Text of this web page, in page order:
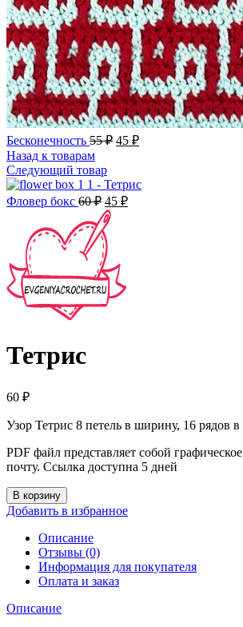
Бесконечность 55₽ 45 ₽
Назад к товарам
Следующий товар
Фловер бокс 60₽ 45 ₽
Тетрис
60 ₽
Узор Тетрис 8 петель в ширину, 16 рядов в
PDF файл представляет собой
почту. Ссылка доступна 5 дней
В корзину
Добавить в избранное
Описание
Отзывы (0)
Информация для покупателя
Оплата и заказ
Описание